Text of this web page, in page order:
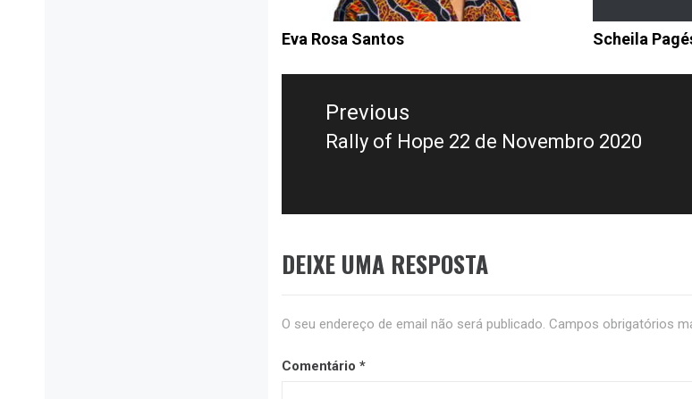
Eva Rosa Santos Scheila
Previous
Rally of Hope 22 de Novembro 2020
DEIXE UMA RESPOSTA
O seu endereço de email não será publicado. Campos obrigatórios
Comentário *